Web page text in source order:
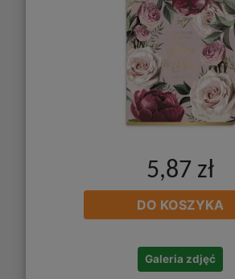
5,87 zł
DO KOSZYKA
Galeria zdjęć